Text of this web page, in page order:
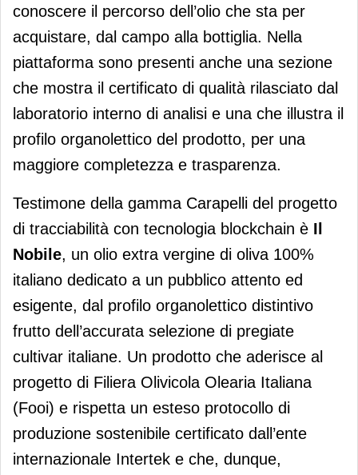
conoscere il percorso dell’olio che sta per
acquistare, dal campo alla bottiglia. Nella
piattaforma sono presenti anche una sezione
che mostra il certificato di qualità rilasciato dal
laboratorio interno di analisi e una che illustra il
profilo organolettico del prodotto, per una
maggiore completezza e trasparenza.
Testimone della gamma Carapelli del progetto
di tracciabilità con tecnologia blockchain è Il
Nobile, un olio extra vergine di oliva 100%
italiano dedicato a un pubblico attento ed
esigente, dal profilo organolettico distintivo
frutto dell’accurata selezione di pregiate
cultivar italiane. Un prodotto che aderisce al
progetto di Filiera Olivicola Olearia Italiana
(Fooi) e rispetta un esteso protocollo di
produzione sostenibile certificato dall’ente
internazionale Intertek e che, dunque,